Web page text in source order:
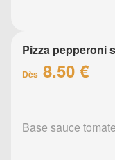
Pizza pepperoni
Dès 8.50 €
Base sauce